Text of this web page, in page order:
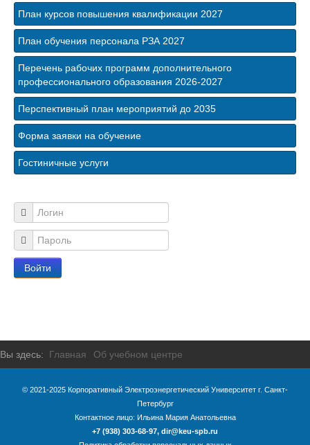
План курсов повышения квалификации 2027
План обучения персонала РЗА 2027
Перечень рабочих программ дополнительного
профессионального образования 2026-2027
Перспективный план мероприятий до 2035
Форма заявки на обучение
Гостиничные услуги
Логин
Пароль
Войти
Вы здесь: Главная Об учебном центре
© 2021-2025 Корпоративный Электроэнергетический Университет г. Санкт-
Петербург
Контактное лицо: Ильина Мария Анатольевна
+7 (938) 303-68-97, dir@keu-spb.ru